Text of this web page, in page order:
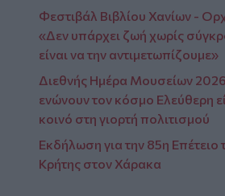
Φεστιβάλ Βιβλίου Χανίων -
«Δεν υπάρχει ζωή χωρίς
είναι να την αντιμετωπίζουμε»
Διεθνής Ημέρα Μουσείων
ενώνουν τον κόσμο Ελεύθερη
κοινό στη γιορτή πολιτισμού
Εκδήλωση για την 85η Επέτειο
Κρήτης στον Χάρακα